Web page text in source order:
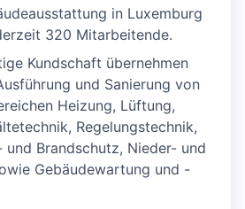
in Luxemburg
320 Mitarbeitende.
Kundschaft übernehmen
und Sanierung von
Heizung, Lüftung,
Regelungstechnik,
und Brandschutz, Nieder- und
Gebäudewartung und -